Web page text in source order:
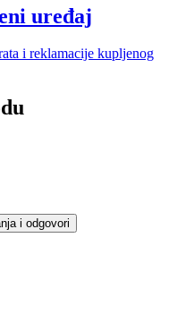
uređaj
i reklamacije kupljenog
i odgovori